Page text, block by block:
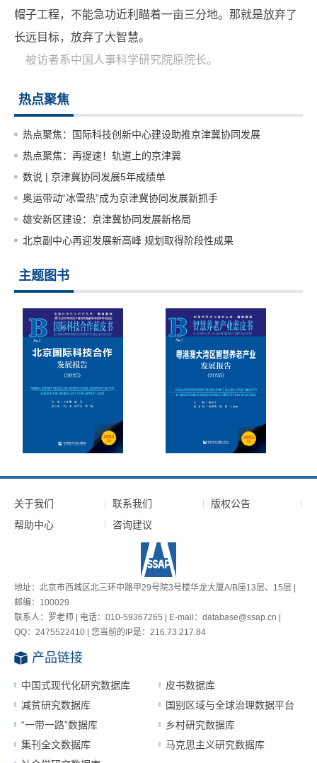
帽子工程，不能急功近利瞄着一亩三分地。那就是放弃了
长远目标，放弃了大智慧。
被访者系中国人事科学研究院原院长。
热点聚焦
热点聚焦：国际科技创新中心建设助推京津冀协同发展
热点聚焦：再提速！轨道上的京津冀
数说 | 京津冀协同发展5年成绩单
奥运带动“冰雪热”成为京津冀协同发展新抓手
雄安新区建设：京津冀协同发展新格局
北京副中心再迎发展新高峰 规划取得阶段性成果
主题图书
关于我们 联系我们
版权公告
帮助中心
咨询建议
地址：北京市西城区北三环中路甲29号院3号楼华龙大厦A/B座13层、15层 |
邮编：100029
联系人：罗老师 | 电话：010-59367265 | E-mail：database@ssap.cn |
QQ：2475522410 | 您当前的IP是： 216.73.217.84
产品链接
中国式现代化研究数据库
皮书数据库
减贫研究数据库
国别区域与全球治理数据平台
“一带一路”数据库
乡村研究数据库
集刊全文数据库
马克思主义研究数据库